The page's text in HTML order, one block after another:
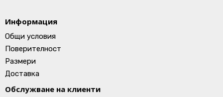
Информация
Общи условия
Поверителност
Размери
Доставка
Обслужване на клиенти